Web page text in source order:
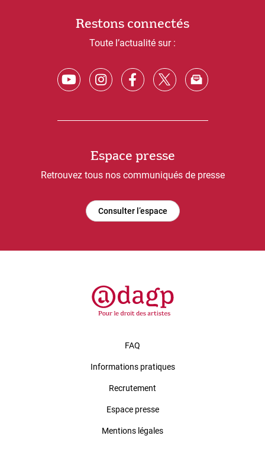
Restons connectés
Toute l’actualité sur :
Espace presse
Retrouvez tous nos communiqués de presse
Consulter l’espace
FAQ
Informations pratiques
Recrutement
Espace presse
Mentions légales